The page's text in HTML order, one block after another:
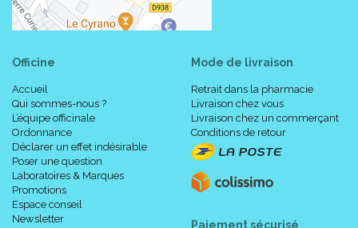
Officine
Accueil
Qui sommes-nous ?
L’équipe officinale
Ordonnance
Déclarer un effet indésirable
Poser une question
Laboratoires & Marques
Promotions
Espace conseil
Newsletter
Mode de livraison
Retrait dans la pharmacie
Livraison chez vous
Livraison chez un commerçant
Conditions de retour
Paiement sécurisé